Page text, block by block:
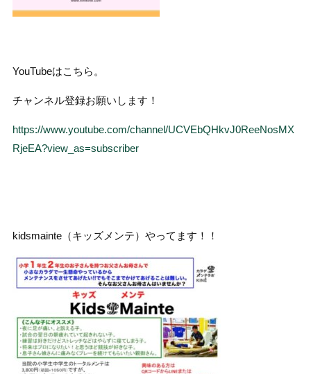
YouTubeはこちら。
チャンネル登録お願いします！
https://www.youtube.com/channel/UCVEbQHkvJ0ReeNosMX
RjeEA?view_as=subscriber
kidsmainte（キッズメンテ）やってます！！